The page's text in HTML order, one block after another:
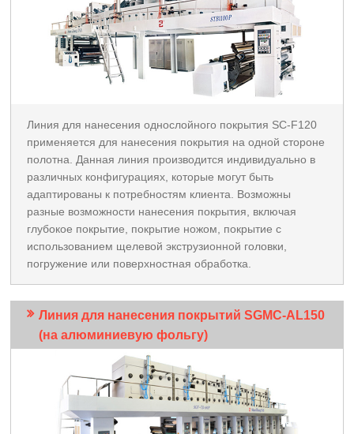
Линия для нанесения однослойного покрытия SC-F120
применяется для нанесения покрытия на одной стороне
полотна. Данная линия производится индивидуально в
различных конфигурациях, которые могут быть
адаптированы к потребностям клиента. Возможны
разные возможности нанесения покрытия, включая
глубокое покрытие, покрытие ножом, покрытие с
использованием щелевой экструзионной головки,
погружение или поверхностная обработка.
Линия для нанесения покрытий SGMC-AL150
(на алюминиевую фольгу)